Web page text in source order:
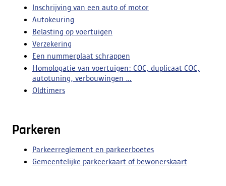
Inschrijving van een auto of motor
Autokeuring
Belasting op voertuigen
Verzekering
Een nummerplaat schrappen
Homologatie van voertuigen: COC, duplicaat COC,
autotuning, verbouwingen ...
Oldtimers
Parkeren
Parkeerreglement en parkeerboetes
Gemeentelijke parkeerkaart of bewonerskaart